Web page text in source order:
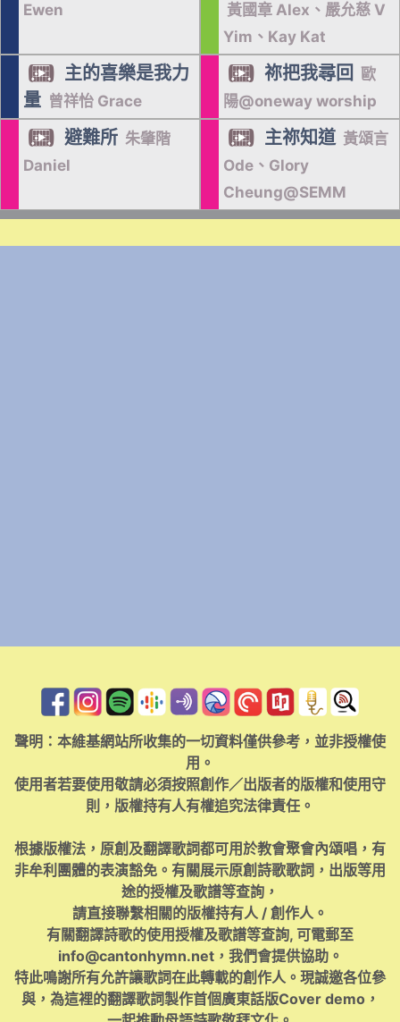
Ewen
黃國章 Alex、嚴允慈 V
Yim、Kay Kat
 主的喜樂是我力
量 曾祥怡 Grace
 祢把我尋回 歐
陽@oneway worship
 避難所 朱肇階
Daniel
 主祢知道 黃頌言
Ode、Glory
Cheung@SEMM
聲明：本維基網站所收集的一切資料僅供參考，並非授權使
用。
使用者若要使用敬請必須按照創作／出版者的版權和使用守
則，版權持有人有權追究法律責任。
根據版權法，原創及翻譯歌詞都可用於教會聚會內頌唱，有
非牟利團體的表演豁免。有關展示原創詩歌歌詞，出版等用
途的授權及歌譜等查詢，
請直接聯繫相關的版權持有人 / 創作人。
有關翻譯詩歌的使用授權及歌譜等查詢, 可電郵至
info@cantonhymn.net，我們會提供協助。
特此鳴謝所有允許讓歌詞在此轉載的創作人。現誠邀各位參
與，為這裡的翻譯歌詞製作首個廣東話版Cover demo，